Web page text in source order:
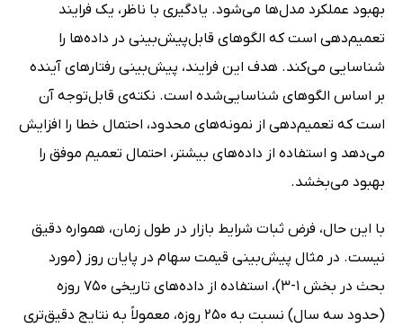
بهبود عملکرد مدل‌ها می‌شود. یادگیری با ناظر، یک فرایند
تعمیم‌دهی است که الگوهای قابل‌پیش‌بینی در داده‌ها را
شناسایی می‌کند. هدف این فرایند، پیش‌بینی رفتارهای آینده
بر اساس الگوهای شناسایی‌شده است. نکته‌ی قابل‌توجه آن
است که تعمیم‌دهی از نمونه‌های محدود، احتمال خطا را افزایش
می‌دهد و استفاده از داده‌های بیشتر، احتمال تعمیم موفق را
بهبود می‌بخشد.
با این حال، فرض ثبات شرایط بازار در طول زمان، همواره دقیق
نیست. در مثال پیش‌بینی قیمت سهام در پایان روز (مورد
بحث در بخش 1-3)، استفاده از داده‌های تاریخی 750 روزه
(حدود سه سال) نسبت به 250 روزه، معمولاً به نتایج دقیق‌تری